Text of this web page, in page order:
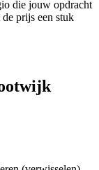
die jouw opdracht
prijs een stuk